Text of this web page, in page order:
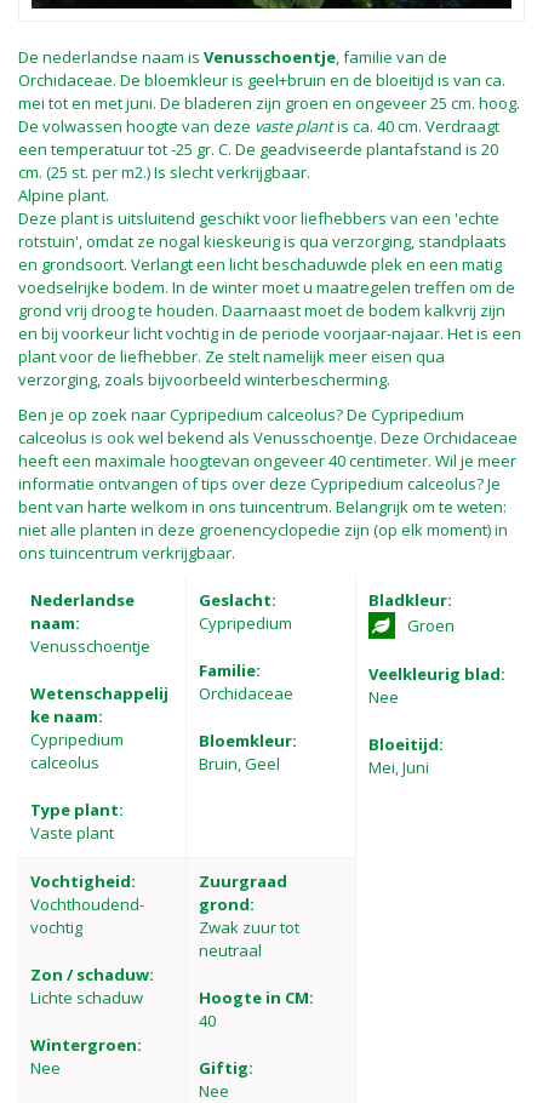
De nederlandse naam is Venusschoentje, familie van de
Orchidaceae. De bloemkleur is geel+bruin en de bloeitijd is van ca.
mei tot en met juni. De bladeren zijn groen en ongeveer 25 cm. hoog.
De volwassen hoogte van deze vaste plantis ca. 40 cm. Verdraagt
een temperatuur tot -25 gr. C. De geadviseerde plantafstand is 20
cm. (25 st. per m2.) Is slecht verkrijgbaar.
Alpine plant.
Deze plant is uitsluitend geschikt voor liefhebbers van een 'echte
rotstuin', omdat ze nogal kieskeurig is qua verzorging, standplaats
en grondsoort. Verlangt een licht beschaduwde plek en een matig
voedselrijke bodem. In de winter moet u maatregelen treffen om de
grond vrij droog te houden. Daarnaast moet de bodem kalkvrij zijn
en bij voorkeur licht vochtig in de periode voorjaar-najaar. Het is een
plant voor de liefhebber. Ze stelt namelijk meer eisen qua
verzorging, zoals bijvoorbeeld winterbescherming.
Ben je op zoek naar Cypripedium calceolus? De Cypripedium
calceolus is ook wel bekend als Venusschoentje. Deze Orchidaceae
heeft een maximale hoogtevan ongeveer 40 centimeter. Wil je meer
informatie ontvangen of tips over deze Cypripedium calceolus? Je
bent van harte welkom in ons tuincentrum. Belangrijk om te weten:
niet alle planten in deze groenencyclopedie zijn (op elk moment) in
ons tuincentrum verkrijgbaar.
Nederlandse
naam:
Venusschoentje
Wetenschappelij
ke naam:
Cypripedium
calceolus
Type plant:
Vaste plant
Geslacht:
Cypripedium
Familie:
Orchidaceae
Bloemkleur:
Bruin, Geel
Bladkleur:
Groen
Veelkleurig blad:
Nee
Bloeitijd:
Mei, Juni
Vochtigheid:
Vochthoudend-
vochtig
Zon / schaduw:
Lichte schaduw
Wintergroen:
Nee
Zuurgraad
grond:
Zwak zuur tot
neutraal
Hoogte in CM:
40
Giftig:
Nee